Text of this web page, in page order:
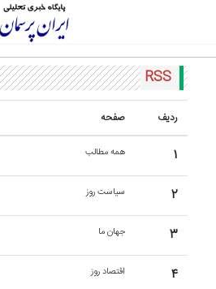
RSS
ردیف صفحه
۱ همه مطالب
۲ سیاست روز
۳ جهان ما
۴ اقتصاد روز